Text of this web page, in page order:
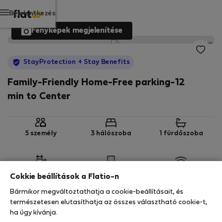
Bejelentkezés
Fényképek megjelenítése
StayProtection + Stay Benefits
Family-Friendly Home-Free parking-12
min to Center
5 személy 3 hálószoba 1 fürdőszoba
StayProtection Stay Benefits
Az Ön tartózkodását ebben az ingatlanban a
Cokkie beállítások a Flatio-n
Bármikor megváltoztathatja a cookie-beállításait, és
természetesen elutasíthatja az összes választható cookie-t,
ha úgy kívánja.